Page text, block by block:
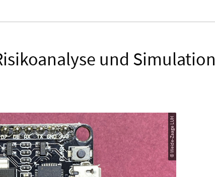
und Simulation
© Weide-Zaage LUH